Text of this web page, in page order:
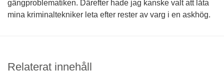
gängproblematiken. Därefter hade jag kanske valt att låta
mina kriminaltekniker leta efter rester av varg i en askhög.
Relaterat innehåll